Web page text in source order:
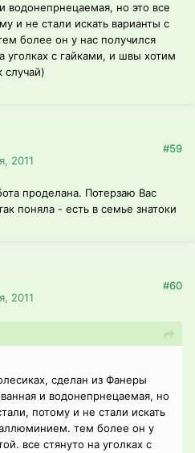
но это все
и не стали искать варианты с
более он у нас получился
уголках с гайками, и швы хотим
случай)
2011
#59
проделана. Потерзаю Вас
поняла - есть в семье знатоки
2011
#60
сделан из Фанеры
и водонепрнецаемая, но
потому и не стали искать
тем более он у
все стянуто на уголках с